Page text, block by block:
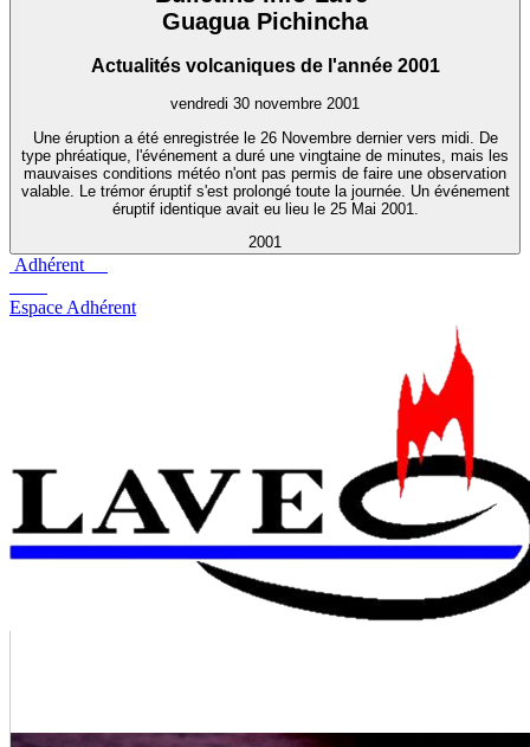
Guagua Pichincha
Actualités volcaniques de l'année 2001
vendredi 30 novembre 2001
Une éruption a été enregistrée le 26 Novembre dernier vers midi. De
type phréatique, l'événement a duré une vingtaine de minutes, mais les
mauvaises conditions météo n'ont pas permis de faire une observation
valable. Le trémor éruptif s'est prolongé toute la journée. Un événement
éruptif identique avait eu lieu le 25 Mai 2001.
2001
Adhérent
Espace Adhérent